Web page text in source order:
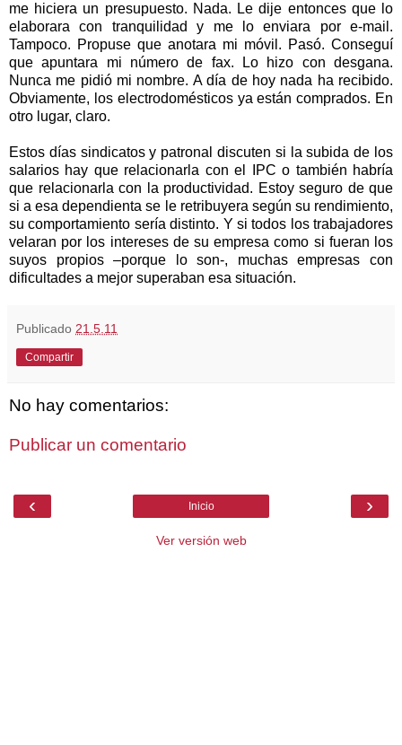
me hiciera un presupuesto. Nada. Le dije entonces que lo
elaborara con tranquilidad y me lo enviara por e-mail.
Tampoco. Propuse que anotara mi móvil. Pasó. Conseguí
que apuntara mi número de fax. Lo hizo con desgana.
Nunca me pidió mi nombre. A día de hoy nada ha recibido.
Obviamente, los electrodomésticos ya están comprados. En
otro lugar, claro.
Estos días sindicatos y patronal discuten si la subida de los
salarios hay que relacionarla con el IPC o también habría
que relacionarla con la productividad. Estoy seguro de que
si a esa dependienta se le retribuyera según su rendimiento,
su comportamiento sería distinto. Y si todos los trabajadores
velaran por los intereses de su empresa como si fueran los
suyos propios –porque lo son-, muchas empresas con
dificultades a mejor superaban esa situación.
Publicado 21.5.11
Compartir
No hay comentarios:
Publicar un comentario
‹ ›
Inicio
Ver versión web